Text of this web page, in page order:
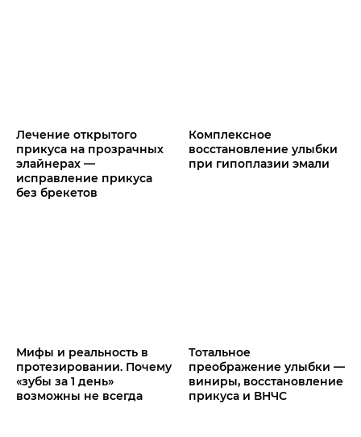
Лечение открытого
прикуса на прозрачных
элайнерах —
исправление прикуса
без брекетов
Комплексное
восстановление улыбки
при гипоплазии эмали
Мифы и реальность в
протезировании. Почему
«зубы за 1 день»
возможны не всегда
Тотальное
преображение улыбки —
виниры, восстановление
прикуса и ВНЧС